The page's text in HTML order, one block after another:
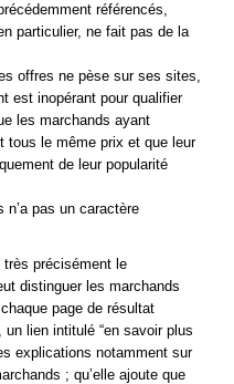
référencés,
particulier, ne fait pas de la
offres ne pèse sur ses sites,
est inopérant pour qualifier
les marchands ayant
tous le même prix et que leur
de leur popularité
pas un caractère
très précisément le
distinguer les marchands
page de résultat
un lien intitulé “en savoir plus
explications notamment sur
; qu’elle ajoute que